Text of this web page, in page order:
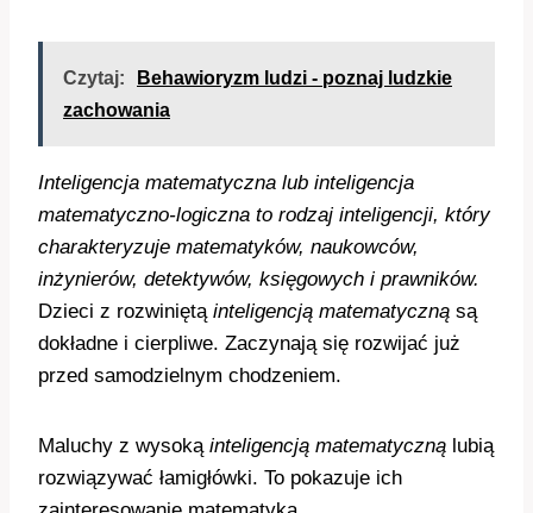
Czytaj:
Behawioryzm ludzi - poznaj ludzkie
zachowania
Inteligencja matematyczna lub inteligencja
matematyczno-logiczna to rodzaj inteligencji, który
charakteryzuje matematyków, naukowców,
inżynierów, detektywów, księgowych i prawników.
Dzieci z rozwiniętą inteligencją matematyczną są
dokładne i cierpliwe. Zaczynają się rozwijać już
przed samodzielnym chodzeniem.
Maluchy z wysoką inteligencją matematyczną lubią
rozwiązywać łamigłówki. To pokazuje ich